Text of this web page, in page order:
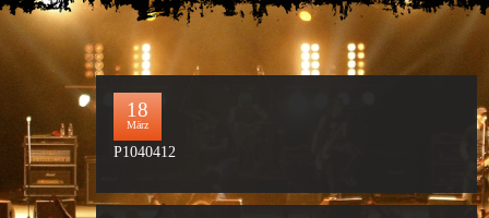
18
März
P1040412